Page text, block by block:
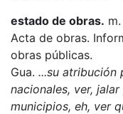
estado de obras. m.
Acta de obras.
obras públicas.
Gua. ...su atribución
nacionales, ver,
municipios, eh, ver